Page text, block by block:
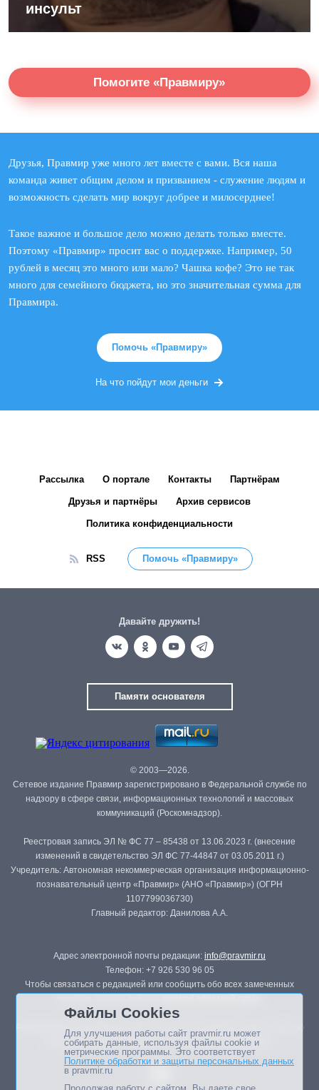
инсульт
Помогите «Правмиру»
Друзья, Правмир уже много лет вместе с вами. Вся наша
команда живет общим делом и призванием - служение людям и
возможность сделать мир вокруг добрее и милосерднее!
Такое важное и большое дело можно делать только вместе.
Поэтому «Правмир» просит вас о поддержке. Например, 50
рублей в месяц это много или мало? Чашка кофе? Это не так
много для семейного бюджета, но это значительная сумма для
Правмира.
Помочь «Правмиру»
На что пойдут мои деньги
Рассылка О портале Контакты Партнёрам
Друзья и партнёры Архив сервисов
Политика конфиденциальности
RSS Помочь «Правмиру»
Давайте дружить!
Памяти основателя
© 2003—2026.
Сетевое издание Правмир зарегистрировано в Федеральной службе по
надзору в сфере связи, информационных технологий и массовых
коммуникаций (Роскомнадзор).
Реестровая запись ЭЛ № ФС 77 – 85438 от 13.06.2023 г. (внесение
изменений в свидетельство ЭЛ ФС 77-44847 от 03.05.2011 г.)
Учредитель: Автономная некоммерческая организация информационно-
познавательный центр «Правмир» (АНО «Правмир») (ОГРН
1107799036730)
Главный редактор: Данилова А.А.
Адрес электронной почты редакции: info@pravmir.ru
Телефон: +7 926 530 96 05
Чтобы связаться с редакцией или сообщить обо всех замеченных
Републикация материалов сайта в печатных изданиях (книгах, прессе)
возможна только с письменного разрешения редакции.
Файлы Cookies
Для улучшения работы сайт pravmir.ru может
собирать данные, используя файлы cookie и
метрические программы. Это соответствует
Политике обработки и защиты персональных данных
в pravmir.ru